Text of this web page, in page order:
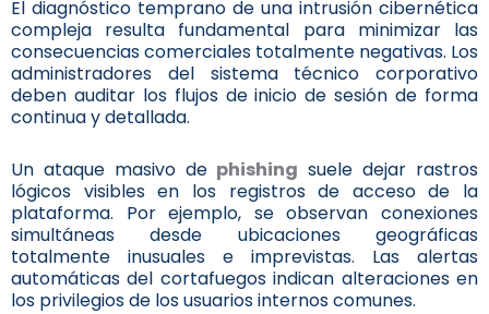
El diagnóstico temprano de una intrusión cibernética
compleja resulta fundamental para minimizar las
consecuencias comerciales totalmente negativas. Los
administradores del sistema técnico corporativo
deben auditar los flujos de inicio de sesión de forma
continua y detallada.
Un ataque masivo de phishing suele dejar rastros
lógicos visibles en los registros de acceso de la
plataforma. Por ejemplo, se observan conexiones
simultáneas desde ubicaciones geográficas
totalmente inusuales e imprevistas. Las alertas
automáticas del cortafuegos indican alteraciones en
los privilegios de los usuarios internos comunes.